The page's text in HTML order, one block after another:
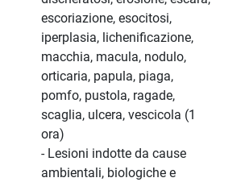
escoriazione, esocitosi,
iperplasia, lichenificazione,
macchia, macula, nodulo,
orticaria, papula, piaga,
pomfo, pustola, ragade,
scaglia, ulcera, vescicola (1
ora)
- Lesioni indotte da cause
ambientali, biologiche e